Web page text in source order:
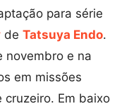
para série
de Tatsuya Endo.
novembro e na
em missões
cruzeiro. Em baixo